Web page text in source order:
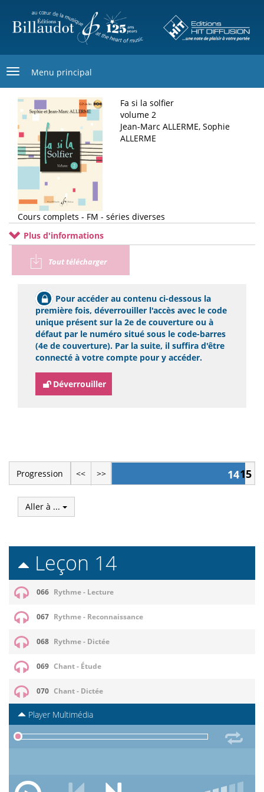
contenu
Menu principal
Fa si la solfier
volume 2
Jean-Marc ALLERME, Sophie
ALLERME
Cours complets - FM - séries diverses
Plus d'informations
Tout télécharger
Pour accéder au contenu ci-dessous la
première fois, déverrouiller l'accès avec le code
unique présent sur la 2e de couverture ou à
défaut par le numéro situé sous le code-barres
(4e de couverture). Par la suite, il suffira d'être
connecté à votre compte pour y accéder.
Déverrouiller
Progression << >> 1415
Aller à ...
Leçon 14
066 Rythme - Lecture
067 Rythme - Reconnaissance
068 Rythme - Dictée
069 Chant - Étude
070 Chant - Dictée
Player Multimédia